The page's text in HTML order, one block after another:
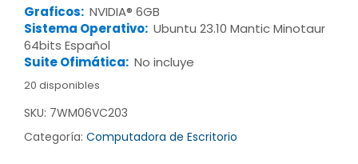
Graficos: NVIDIA® 6GB
Sistema Operativo: Ubuntu 23.10 Mantic Minotaur
64bits Español
Suite Ofimática: No incluye
20 disponibles
SKU: 7WM06VC203
Categoría: Computadora de Escritorio